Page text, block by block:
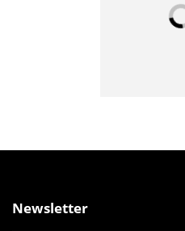
Newsletter